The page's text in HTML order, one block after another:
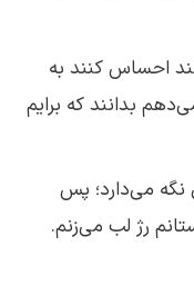
احساس کنند به
بدانند که برایم
نگه می‌دارد؛ پس
رژ لب می‌زنم.